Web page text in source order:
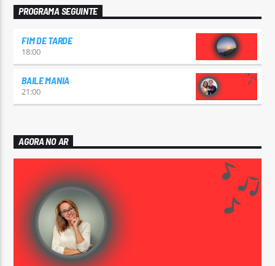
PROGRAMA SEGUINTE
FIM DE TARDE
18:00
BAILE MANIA
21:00
AGORA NO AR